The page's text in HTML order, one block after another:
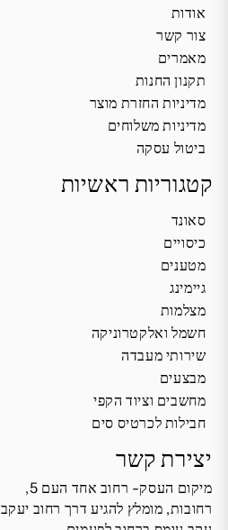
אודות
צור קשר
מאמרים
תקנון החנות
מדיניות החזרת מוצר
מדיניות משלוחים
ביטול עסקה
קטגוריות ראשיות
סאונד
כיסויים
מטענים
גיימינג
מצלמות
חשמל ואלקטרוניקה
שירותי מעבדה
מבצעים
מחשבים וציוד הקפי
חבילות לכרטיס סים
יצירת קשר
מיקום העסק- רחוב אחד העם 5,
רחובות, מומלץ להגיע דרך רחוב יעקב